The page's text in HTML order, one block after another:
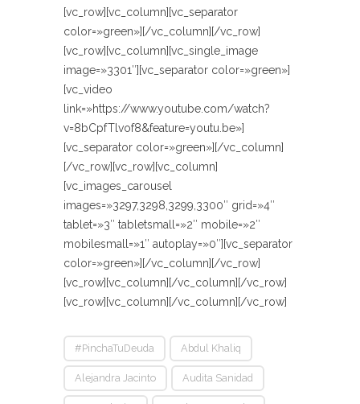
[vc_row][vc_column][vc_separator
color=»green»][/vc_column][/vc_row]
[vc_row][vc_column][vc_single_image
image=»3301″][vc_separator color=»green»]
[vc_video
link=»https://www.youtube.com/watch?
v=8bCpfTlvof8&feature=youtu.be»]
[vc_separator color=»green»][/vc_column]
[/vc_row][vc_row][vc_column]
[vc_images_carousel
images=»3297,3298,3299,3300″ grid=»4″
tablet=»3″ tabletsmall=»2″ mobile=»2″
mobilesmall=»1″ autoplay=»0″][vc_separator
color=»green»][/vc_column][/vc_row]
[vc_row][vc_column][/vc_column][/vc_row]
[vc_row][vc_column][/vc_column][/vc_row]
#PinchaTuDeuda Abdul Khaliq
Alejandra Jacinto Audita Sanidad